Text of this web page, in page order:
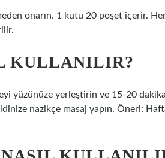
onarın. 1 kutu 20 poşet içerir.
KULLANILIR?
yüzünüze yerleştirin ve 15-20
nazikçe masaj yapın. Öneri: